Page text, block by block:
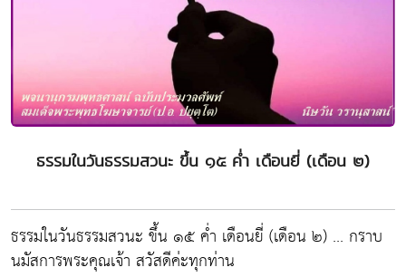
ธรรมในวันธรรมสวนะ ขึ้น ๑๕ ค่ำ เดือนยี่ (เดือน ๒)
ธรรมในวันธรรมสวนะ ขึ้น ๑๕ ค่ำ เดือนยี่ (เดือน ๒) ... กราบ
นมัสการพระคุณเจ้า สวัสดีค่ะทุกท่าน